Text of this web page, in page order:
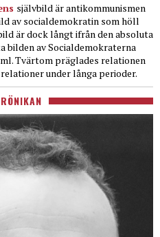
självbild är antikommunismen
av socialdemokratin som höll
är dock långt ifrån den absoluta
av Socialdemokraterna
Tvärtom präglades relationen
under långa perioder.